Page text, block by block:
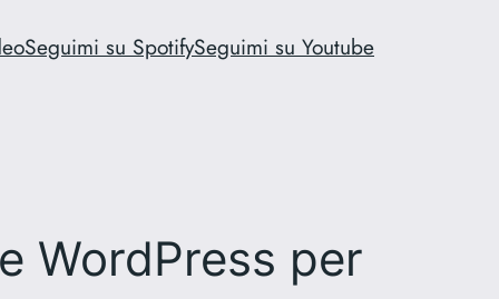
Seguimi su SpotifySeguimi su Youtube
WordPress per